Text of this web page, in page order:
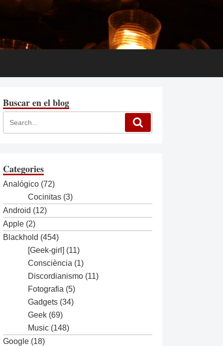
Buscar en el blog
Categories
Analógico (72)
Cocinitas (3)
Android (12)
Apple (2)
Blackhold (454)
[Geek-girl] (11)
Consciència (1)
Discordianismo (11)
Fotografia (5)
Gadgets (34)
Geek (69)
Music (148)
Google (18)